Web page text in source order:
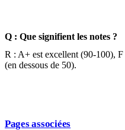
Q : Que signifient les notes ?
R : A+ est excellent (90-100),
(en dessous de 50).
Pages associées